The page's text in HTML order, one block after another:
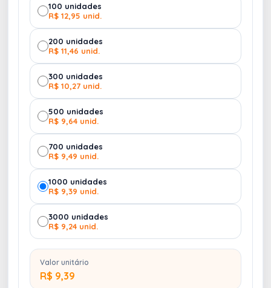
100 unidades
R$ 12,95 unid.
200 unidades
R$ 11,46 unid.
300 unidades
R$ 10,27 unid.
500 unidades
R$ 9,64 unid.
700 unidades
R$ 9,49 unid.
1000 unidades
R$ 9,39 unid.
3000 unidades
R$ 9,24 unid.
Valor unitário
R$ 9,39